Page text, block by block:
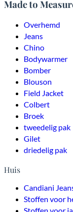
Made to
Overhemd
Jeans
Chino
Bodywarmer
Bomber
Blouson
Field Jacket
Colbert
Broek
tweedelig pak
Gilet
driedelig pak
Huis
Candiani
Stoffen voor